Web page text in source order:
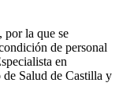
por la que se
de personal
en
Salud de Castilla y